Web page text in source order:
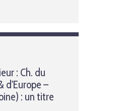
: Ch. du
d'Europe –
: un titre